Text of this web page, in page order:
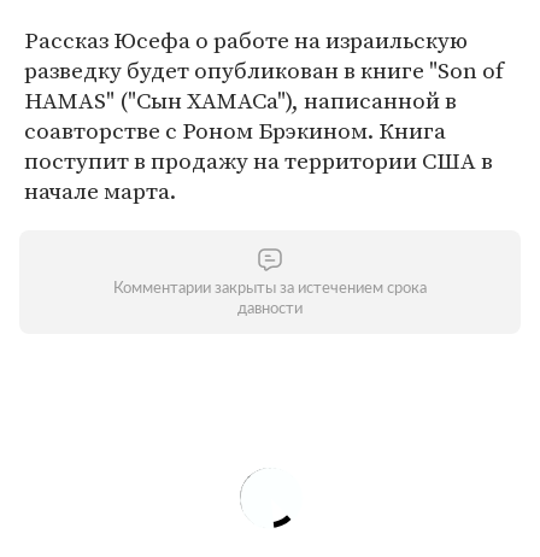
Рассказ Юсефа о работе на израильскую
разведку будет опубликован в книге "Son of
HAMAS" ("Сын ХАМАСа"), написанной в
соавторстве с Роном Брэкином. Книга
поступит в продажу на территории США в
начале марта.
Комментарии закрыты за истечением срока
давности